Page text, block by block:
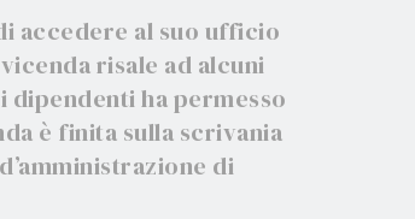
accedere al suo ufficio
risale ad alcuni
dipendenti ha permesso
è finita sulla scrivania
di